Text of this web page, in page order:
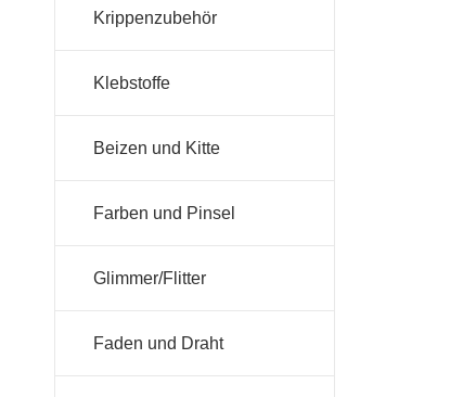
Krippenzubehör
Klebstoffe
Beizen und Kitte
Farben und Pinsel
Glimmer/Flitter
Faden und Draht